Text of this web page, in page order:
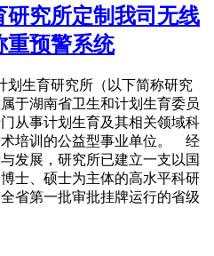
研究所定制我司无线
重预警系统
划生育研究所（以下简称研究
于湖南省卫生和计划生育委员
从事计划生育及其相关领域科
培训的公益型事业单位。 经
发展，研究所已建立一支以国
士、硕士为主体的高水平科研
省第一批审批挂牌运行的省级